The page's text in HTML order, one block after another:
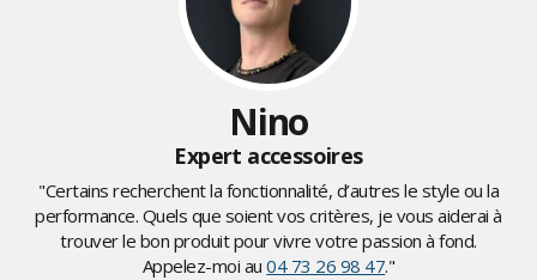
Nino
Expert accessoires
"Certains recherchent la fonctionnalité, d’autres le style ou la
performance. Quels que soient vos critères, je vous aiderai à
trouver le bon produit pour vivre votre passion à fond.
Appelez-moi au04 73 26 98 47."